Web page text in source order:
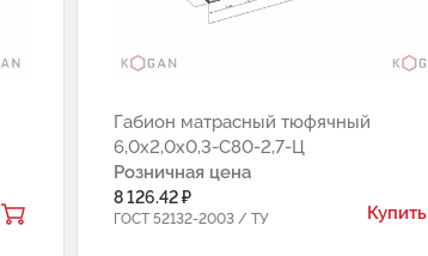
Габион матрасный тюфячный
6,0х2,0х0,3-С80-2,7-Ц
Розничная цена
8 126.42 ₽
ГОСТ 52132-2003 / ТУ Купить